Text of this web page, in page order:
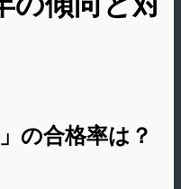
の合格率は？